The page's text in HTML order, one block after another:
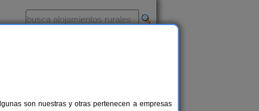
son nuestras y otras pertenecen a empresas